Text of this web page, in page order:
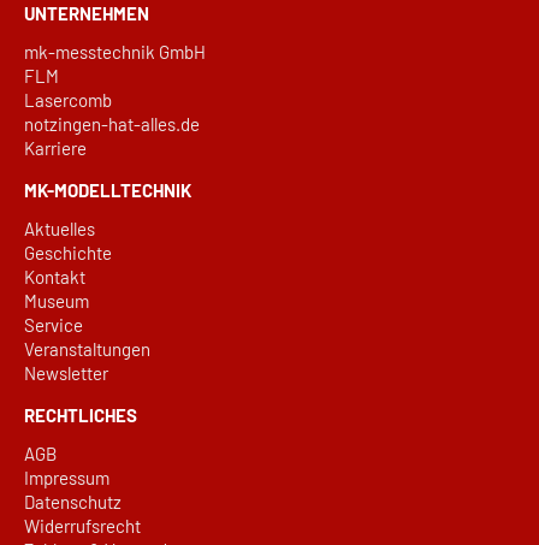
UNTERNEHMEN
mk-messtechnik GmbH
FLM
Lasercomb
notzingen-hat-alles.de
Karriere
MK-MODELLTECHNIK
Aktuelles
Geschichte
Kontakt
Museum
Service
Veranstaltungen
Newsletter
RECHTLICHES
AGB
Impressum
Datenschutz
Widerrufsrecht